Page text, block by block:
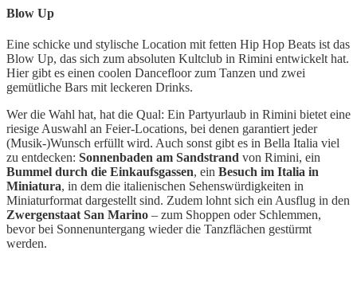
Blow Up
Eine schicke und stylische Location mit fetten Hip Hop Beats ist das
Blow Up, das sich zum absoluten Kultclub in Rimini entwickelt hat.
Hier gibt es einen coolen Dancefloor zum Tanzen und zwei
gemütliche Bars mit leckeren Drinks.
Wer die Wahl hat, hat die Qual: Ein Partyurlaub in Rimini bietet eine
riesige Auswahl an Feier-Locations, bei denen garantiert jeder
(Musik-)Wunsch erfüllt wird. Auch sonst gibt es in Bella Italia viel
zu entdecken: Sonnenbaden am Sandstrand von Rimini, ein
Bummel durch die Einkaufsgassen, ein Besuch im Italia in
Miniatura, in dem die italienischen Sehenswürdigkeiten in
Miniaturformat dargestellt sind. Zudem lohnt sich ein Ausflug in den
Zwergenstaat San Marino – zum Shoppen oder Schlemmen,
bevor bei Sonnenuntergang wieder die Tanzflächen gestürmt
werden.